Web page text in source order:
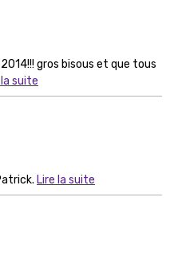
gros bisous et que tous
la suite
Lire la suite